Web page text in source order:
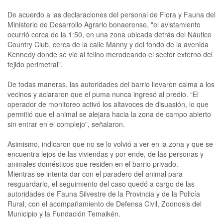
De acuerdo a las declaraciones del personal de Flora y Fauna del
Ministerio de Desarrollo Agrario bonaerense, "el avistamiento
ocurrió cerca de la 1:50, en una zona ubicada detrás del Náutico
Country Club, cerca de la calle Manny y del fondo de la avenida
Kennedy donde se vio al felino merodeando el sector externo del
tejido perimetral".
De todas maneras, las autoridades del barrio llevaron calma a los
vecinos y aclararon que el puma nunca ingresó al predio. “El
operador de monitoreo activó los altavoces de disuasión, lo que
permitió que el animal se alejara hacia la zona de campo abierto
sin entrar en el complejo”, señalaron.
Asimismo, indicaron que no se lo volvió a ver en la zona y que se
encuentra lejos de las viviendas y por ende, de las personas y
animales domésticos que residen en el barrio privado.
Mientras se intenta dar con el paradero del animal para
resguardarlo, el seguimiento del caso quedó a cargo de las
autoridades de Fauna Silvestre de la Provincia y de la Policía
Rural, con el acompañamiento de Defensa Civil, Zoonosis del
Municipio y la Fundación Temaikén.